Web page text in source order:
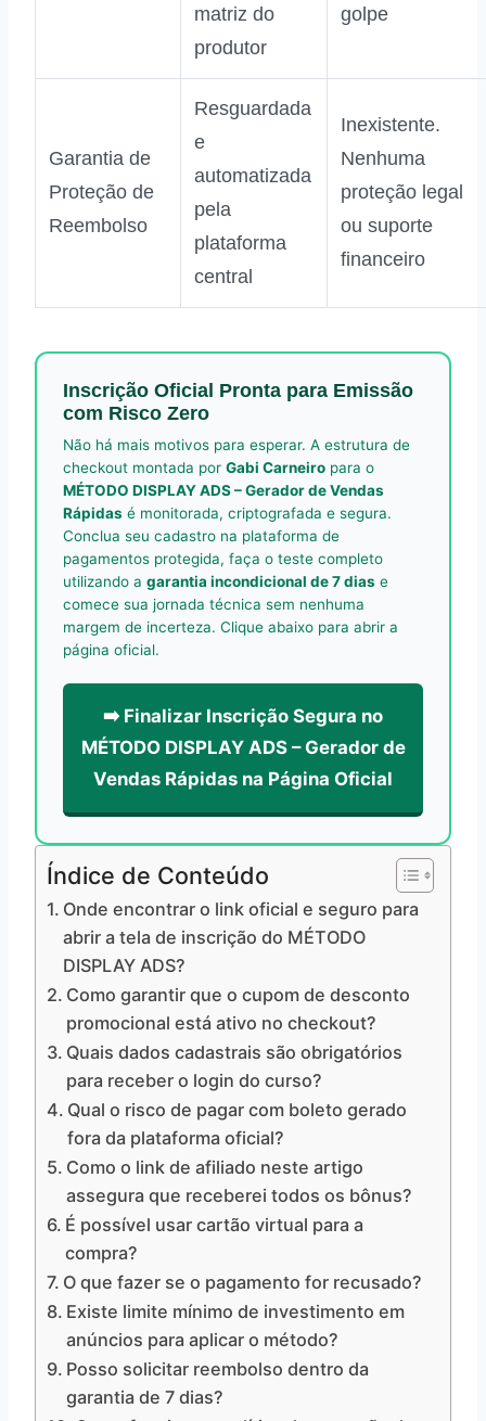
matriz do
produtor
golpe
Garantia de
Proteção de
Reembolso
Resguardada
e
automatizada
pela
plataforma
central
Inexistente.
Nenhuma
proteção legal
ou suporte
financeiro
Inscrição Oficial Pronta para Emissão
com Risco Zero
Não há mais motivos para esperar. A estrutura de
checkout montada por Gabi Carneiro para o
MÉTODO DISPLAY ADS – Gerador de Vendas
Rápidas é monitorada, criptografada e segura.
Conclua seu cadastro na plataforma de
pagamentos protegida, faça o teste completo
utilizando a garantia incondicional de 7 dias e
comece sua jornada técnica sem nenhuma
margem de incerteza. Clique abaixo para abrir a
página oficial.
➡️ Finalizar Inscrição Segura no
MÉTODO DISPLAY ADS – Gerador de
Vendas Rápidas na Página Oficial
Índice de Conteúdo
Onde encontrar o link oficial e seguro para
abrir a tela de inscrição do MÉTODO
DISPLAY ADS?
Como garantir que o cupom de desconto
promocional está ativo no checkout?
Quais dados cadastrais são obrigatórios
para receber o login do curso?
Qual o risco de pagar com boleto gerado
fora da plataforma oficial?
Como o link de afiliado neste artigo
assegura que receberei todos os bônus?
É possível usar cartão virtual para a
compra?
O que fazer se o pagamento for recusado?
Existe limite mínimo de investimento em
anúncios para aplicar o método?
Posso solicitar reembolso dentro da
garantia de 7 dias?